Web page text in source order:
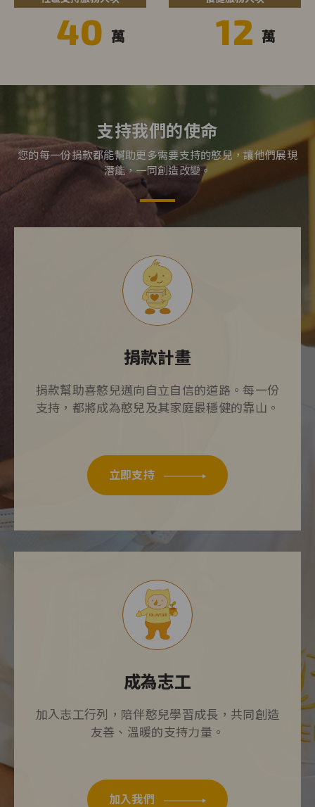
40 萬 12 萬
支持我們的使命
您的每一份捐款都能幫助更多需要支持的憨兒，讓他們展現
潛能，一同創造改變。
捐款計畫
捐款幫助喜憨兒邁向自立自信的道路。每一份
支持，都將成為憨兒及其家庭最穩健的靠山。
立即支持
成為志工
加入志工行列，陪伴憨兒學習成長，共同創造
友善、溫暖的支持力量。
加入我們